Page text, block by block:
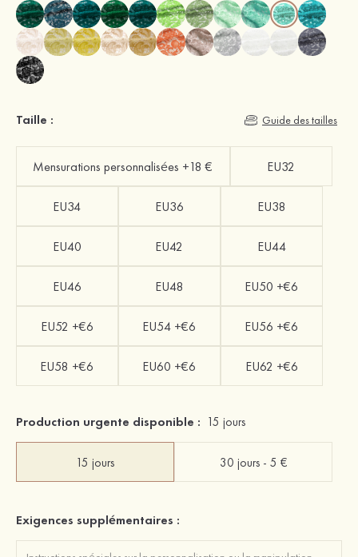
Taille : Guide des tailles
Mensurations personnalisées +18 € EU32
EU34 EU36 EU38
EU40 EU42 EU44
EU46 EU48 EU50 +€6
EU52 +€6 EU54 +€6 EU56 +€6
EU58 +€6 EU60 +€6 EU62 +€6
Production urgente disponible : 15 jours
15 jours 30 jours - 5 €
Exigences supplémentaires :